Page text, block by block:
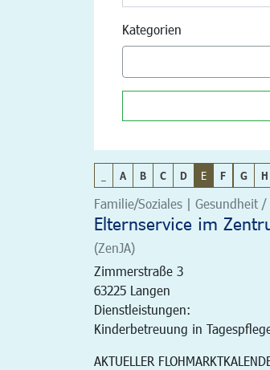
Kategorien
A B C D E F G H
Familie/Soziales | Gesundheit
Elternservice im
(ZenJA)
Zimmerstraße 3
63225 Langen
Dienstleistungen:
Kinderbetreuung in
AKTUELLER